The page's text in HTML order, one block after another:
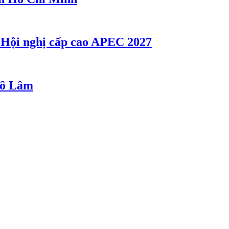
nghị cấp cao APEC 2027
Lâm